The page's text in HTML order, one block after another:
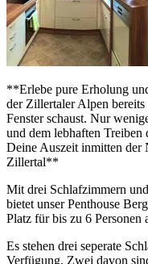
**Erlebe pure Erholung
der Zillertaler Alpen
Fenster schaust. Nur
und dem lebhaften Treiben
Deine Auszeit inmitten der
Zillertal**
Mit drei Schlafzimmern
bietet unser Penthouse
Platz für bis zu 6 Personen
Es stehen drei seperate
Verfügung. Zwei davon